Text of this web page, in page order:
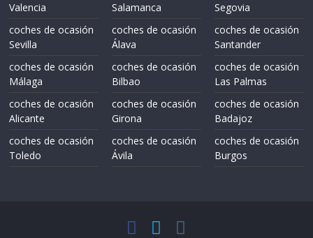
Valencia
coches de ocasión
Sevilla
coches de ocasión
Málaga
coches de ocasión
Alicante
coches de ocasión
Toledo
Salamanca
coches de ocasión
Álava
coches de ocasión
Bilbao
coches de ocasión
Girona
coches de ocasión
Ávila
Segovia
coches de ocasión
Santander
coches de ocasión
Las Palmas
coches de ocasión
Badajoz
coches de ocasión
Burgos